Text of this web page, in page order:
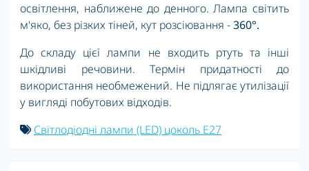
освітлення, наближене до денного. Лампа світить
м'яко, без різких тіней, кут розсіювання -360°.
До складу цієї лампи не входить ртуть та інші
шкідливі речовини. Термін придатності до
використання необмежений. Не підлягає утилізації
у вигляді побутових відходів.
Світлодіодні лампи (LED) цоколь E27